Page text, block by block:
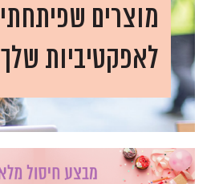
מוצרים שפיתחתי
לאפקטיביות שלך